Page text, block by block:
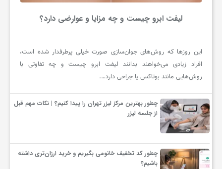
لیفت ابرو چیست و چه مزایا و عوارضی دارد؟
این روزها که روش‌های جوان‌سازی صورت خیلی پرطرفدار شده است،
افراد زیادی می‌خواهند بدانند لیفت ابرو چیست و چه تفاوتی با
روش‌هایی مانند بوتاکس یا جراحی دارد….
چطور بهترین مرکز لیزر تهران را پیدا کنیم؟ | نکات مهم قبل
از جلسه لیزر
چطور کد تخفیف خانومی بگیریم و خرید ارزان‌تری داشته
باشیم؟